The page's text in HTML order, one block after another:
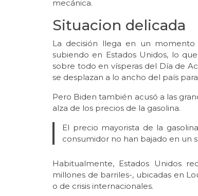
mecánica.
Situacion delicada
La decisión llega en un
subiendo en Estados Unidos, lo
sobre todo en vísperas del Día de
se desplazan a lo ancho del país
Pero Biden también acusó a las
alza de los precios de la gasolina.
El precio mayorista de la
consumidor no han bajado en un
Habitualmente, Estados Unidos
millones de barriles-, ubicadas en
o de crisis internacionales.